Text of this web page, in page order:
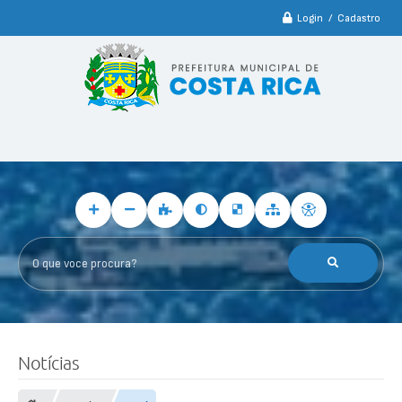
Login / Cadastro
O que voce procura?
Notícias